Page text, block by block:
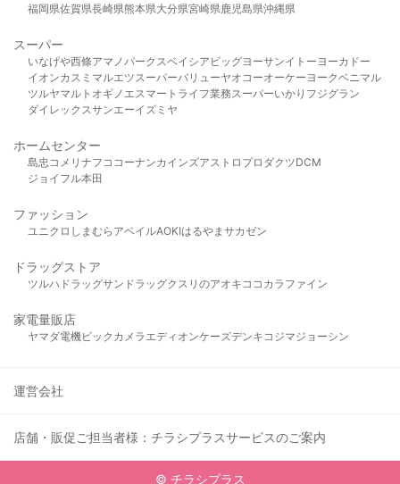
福岡県佐賀県長崎県熊本県大分県宮崎県 鹿児島県沖縄県
スーパー
いなげや西條アマノパークスベイシア ビッグヨーサンイトーヨーカドー
イオンカスミ マルエツ スーパーバリューヤオコーオーケー ヨークベニマル
ツルヤマルト オギノ エスマート ライフ業務スーパーいかり フジグラン
ダイレックスサンエーイズミヤ
ホームセンター
島忠 コメリ ナフコ コーナンカインズアストロプロダクツDCM
ジョイフル本田
ファッション
ユニクロ しまむら アベイルAOKIはるやま サカゼン
ドラッグストア
ツルハドラッグサンドラッグクスリのアオキ ココカラファイン
家電量販店
ヤマダ電機ビックカメラ エディオンケーズデンキ コジマジョーシン
運営会社
店舗・販促ご担当者様：チラシプラスサービスのご案内
© チラシプラス